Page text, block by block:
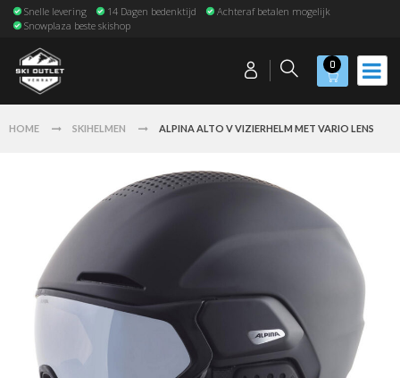
Snelle levering 14 Dagen bedenktijd
Achteraf betalen mogelijk
Snowplaza beste skishop
0
HOME SKIHELMEN ALPINA ALTO V VIZIERHELM MET VARIO LENS